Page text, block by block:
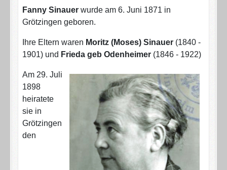
Fanny Sinauer wurde am 6. Juni 1871 in
Grötzingen geboren.
Ihre Eltern waren Moritz (Moses) Sinauer(1840 -
1901) und Frieda geb Odenheimer(1846 - 1922)
Am 29. Juli
1898
heiratete
sie in
Grötzingen
den